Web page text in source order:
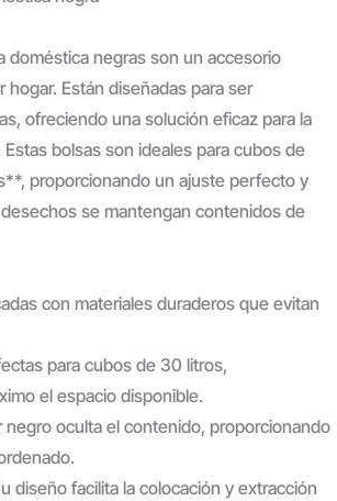
doméstica negras son un accesorio
hogar. Están diseñadas para ser
ofreciendo una solución eficaz para la
bolsas son ideales para cubos de
proporcionando un ajuste perfecto y
se mantengan contenidos de
con materiales duraderos que evitan
para cubos de 30 litros,
el espacio disponible.
negro oculta el contenido, proporcionando
diseño facilita la colocación y extracción